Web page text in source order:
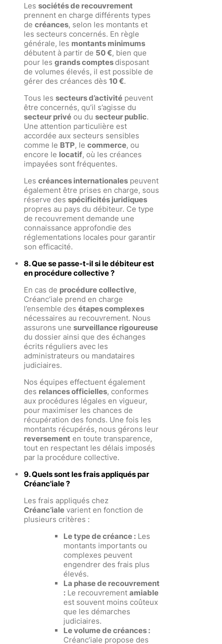
Les sociétés de recouvrement
prennent en charge différents types
de créances, selon les montants et
les secteurs concernés. En règle
générale, les montants minimums
débutent à partir de 50 €, bien que
pour les grands comptesdisposant
de volumes élevés, il est possible de
gérer des créances dès 10 €.
Tous les secteurs d’activité peuvent
être concernés, qu’il s’agisse du
secteur privé ou du secteur public.
Une attention particulière est
accordée aux secteurs sensibles
comme le BTP, le commerce, ou
encore le locatif, où les créances
impayées sont fréquentes.
Les créances internationales peuvent
également être prises en charge, sous
réserve des spécificités juridiques
propres au pays du débiteur. Ce type
de recouvrement demande une
connaissance approfondie des
réglementations locales pour garantir
son efficacité.
8. Que se passe-t-il si le débiteur est
en procédure collective ?
En cas de procédure collective,
Créanc’iale prend en charge
l’ensemble des étapes complexes
nécessaires au recouvrement. Nous
assurons une surveillance rigoureuse
du dossier ainsi que des échanges
écrits réguliers avec les
administrateurs ou mandataires
judiciaires.
Nos équipes effectuent également
des relances officielles, conformes
aux procédures légales en vigueur,
pour maximiser les chances de
récupération des fonds. Une fois les
montants récupérés, nous gérons leur
reversement en toute transparence,
tout en respectant les délais imposés
par la procédure collective.
9. Quels sont les frais appliqués par
Créanc'iale ?
Les frais appliqués chez
Créanc’iale varient en fonction de
plusieurs critères :
Le type de créance : Les
montants importants ou
complexes peuvent
engendrer des frais plus
élevés.
La phase de recouvrement
: Le recouvrement amiable
est souvent moins coûteux
que les démarches
judiciaires.
Le volume de créances :
Créanc’iale propose des